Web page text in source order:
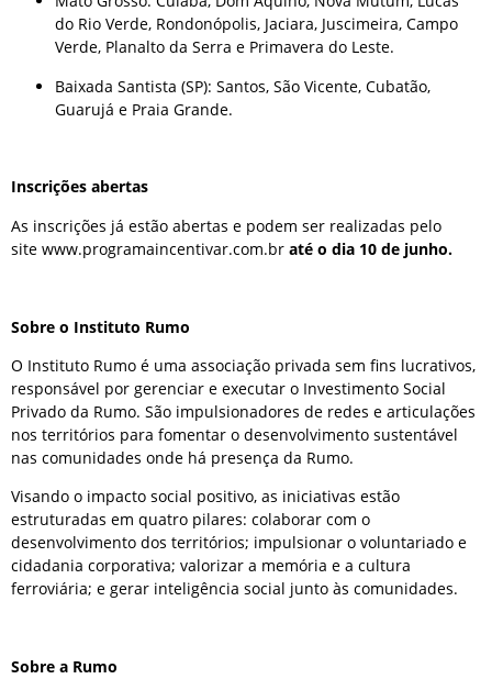
do Rio Verde, Rondonópolis, Jaciara, Juscimeira, Campo
Verde, Planalto da Serra e Primavera do Leste.
Baixada Santista (SP): Santos, São Vicente, Cubatão,
Guarujá e Praia Grande.
Inscrições abertas
As inscrições já estão abertas e podem ser realizadas pelo
site www.programaincentivar.com.br até o dia 10 de junho.
Sobre o Instituto Rumo
O Instituto Rumo é uma associação privada sem fins lucrativos,
responsável por gerenciar e executar o Investimento Social
Privado da Rumo. São impulsionadores de redes e articulações
nos territórios para fomentar o desenvolvimento sustentável
nas comunidades onde há presença da Rumo.
Visando o impacto social positivo, as iniciativas estão
estruturadas em quatro pilares: colaborar com o
desenvolvimento dos territórios; impulsionar o voluntariado e
cidadania corporativa; valorizar a memória e a cultura
ferroviária; e gerar inteligência social junto às comunidades.
Sobre a Rumo